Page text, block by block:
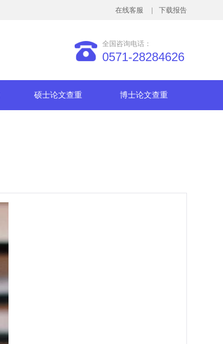
硕士论文查重 博士论文查重
全国咨询电话：
0571-28284626
| 下载报告
在线客服